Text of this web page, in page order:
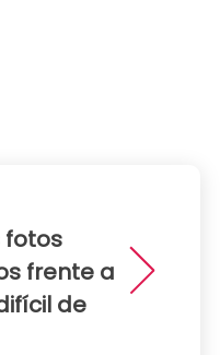
fotos
frente a
de